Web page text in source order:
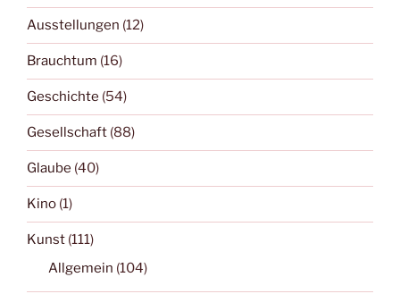
Ausstellungen (12)
Brauchtum (16)
Geschichte (54)
Gesellschaft (88)
Glaube (40)
Kino (1)
Kunst (111)
Allgemein (104)